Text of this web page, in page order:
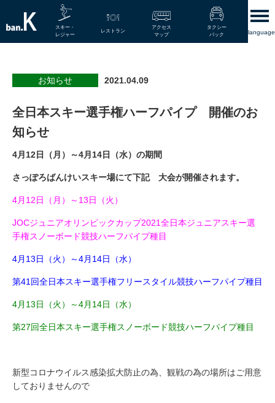
スキー・
レジャー
レストラン
アクセス
マップ
タクシー
パック
language
お知らせ 2021.04.09
全日本スキー選手権ハーフパイプ 開催のお
知らせ
4月12日（月）～4月14日（水）の期間
さっぽろばんけいスキー場にて下記 大会が開催されます。
4月12日（月）～13日（火）
JOCジュニアオリンピックカップ2021全日本ジュニアスキー選
手権スノーボード競技ハーフパイプ種目
4月13日（火）～4月14日（水）
第41回全日本スキー選手権フリースタイル競技ハーフパイプ種目
4月13日（火）～4月14日（水）
第27回全日本スキー選手権スノーボード競技ハーフパイプ種目
新型コロナウイルス感染拡大防止の為、観戦の為の場所はご用意
しておりませんので